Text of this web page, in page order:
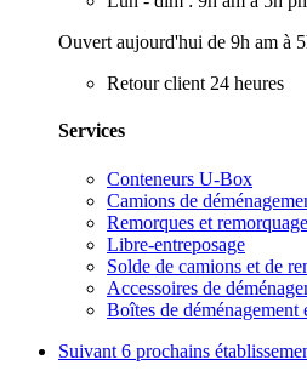
Ouvert aujourd'hui de 9h am à
Retour client 24 heures
Services
Conteneurs U-Box
Camions de
Remorques et remorquage
Libre-entreposage
Solde de camions et de
Accessoires de
Boîtes de déménagement
Suivant 6 prochains